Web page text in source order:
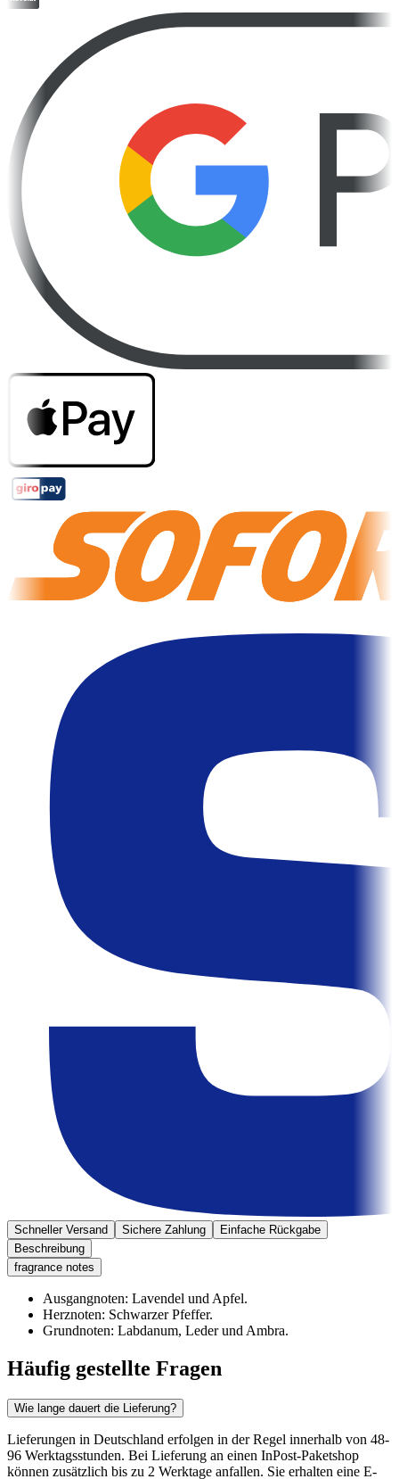
Schneller Versand Sichere Zahlung
Einfache Rückgabe
Beschreibung
fragrance notes
Ausgangnoten: Lavendel und Apfel.
Herznoten: Schwarzer Pfeffer.
Grundnoten: Labdanum, Leder und Ambra.
Häufig gestellte Fragen
Wie lange dauert die Lieferung?
Lieferungen in Deutschland erfolgen in der Regel innerhalb von 48-
96 Werktagsstunden. Bei Lieferung an einen InPost-Paketshop
können zusätzlich bis zu 2 Werktage anfallen. Sie erhalten eine E-